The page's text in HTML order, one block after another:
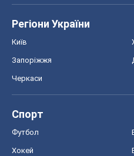
Регіони України
Київ
Запоріжжя
Черкаси
Спорт
Футбол
Хокей